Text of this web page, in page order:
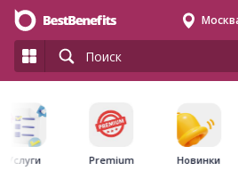
Услуги Premium Новинки